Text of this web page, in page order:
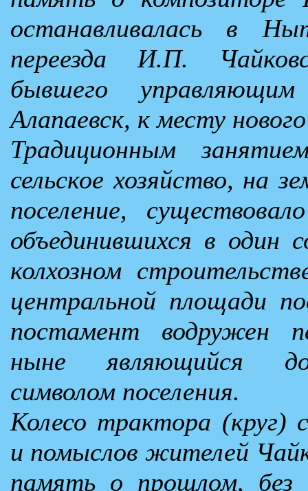
останавливалась в
переезда И.П.
бывшего
Алапаевск, к месту
Традиционным
сельское хозяйство, на
поселение,
объединившихся в один
колхозном
центральной площади
постамент водружен
ныне являющийся
символом поселения.
Колесо трактора (круг)
и помыслов жителей
память о прошлом, без